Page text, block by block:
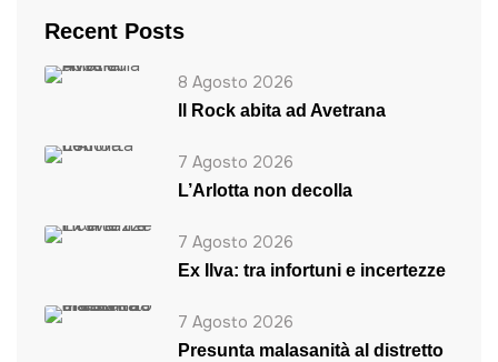
Recent Posts
8 Agosto 2026
ll Rock abita ad Avetrana
7 Agosto 2026
L’Arlotta non decolla
7 Agosto 2026
Ex Ilva: tra infortuni e incertezze
7 Agosto 2026
Presunta malasanità al distretto